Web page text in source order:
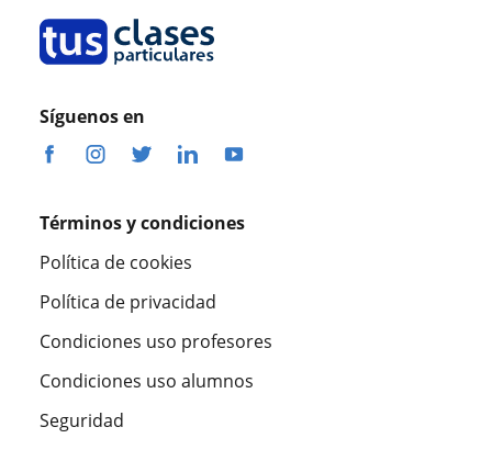
Síguenos en
Términos y condiciones
Política de cookies
Política de privacidad
Condiciones uso profesores
Condiciones uso alumnos
Seguridad